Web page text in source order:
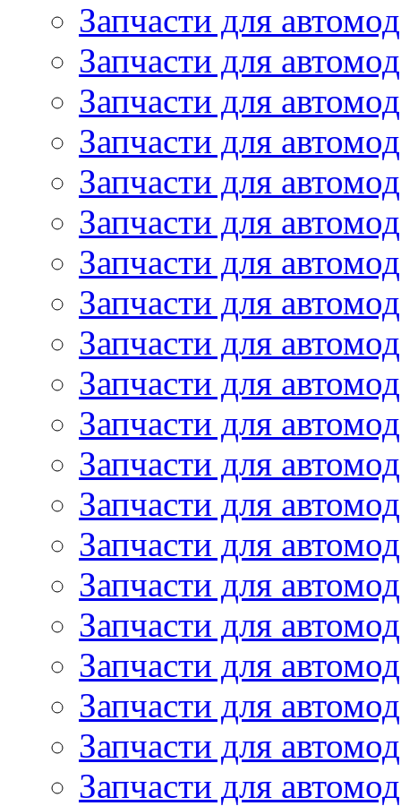
Запчасти для
Запчасти для
Запчасти для
Запчасти для
Запчасти для
Запчасти для
Запчасти для
Запчасти для
Запчасти для
Запчасти для
Запчасти для
Запчасти для
Запчасти для
Запчасти для
Запчасти для
Запчасти для
Запчасти для
Запчасти для
Запчасти для
Запчасти для